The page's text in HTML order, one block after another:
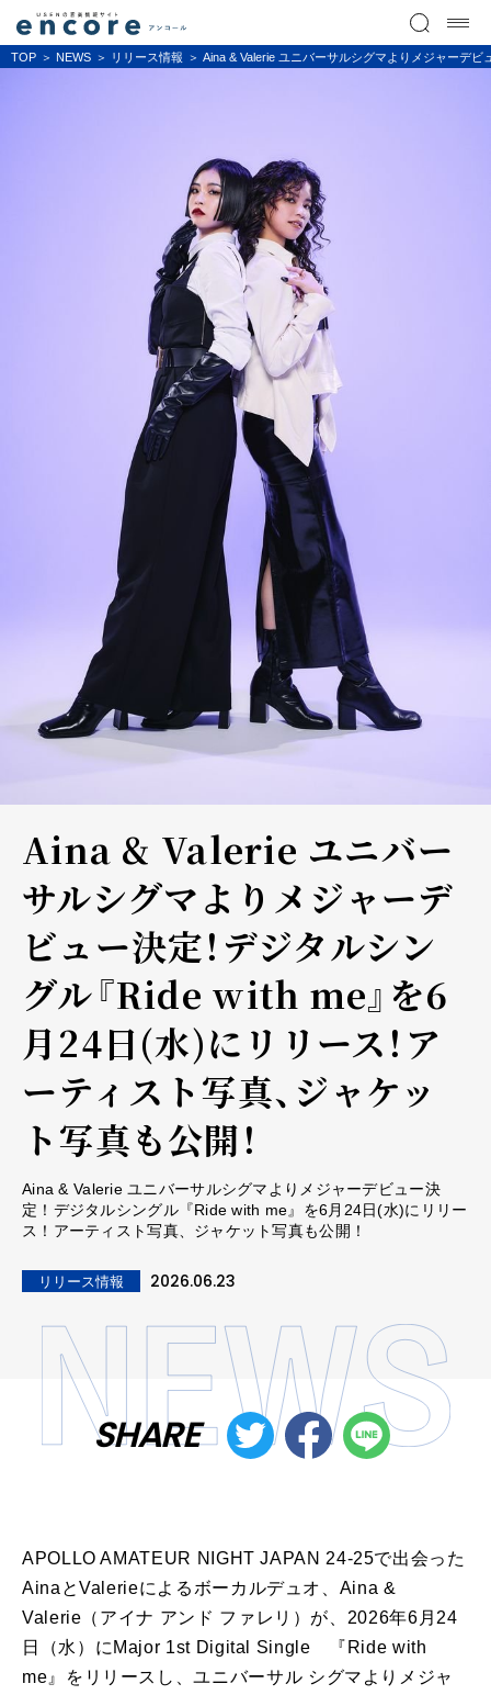
TOP NEWS リリース情報 Aina & Valerie ユニバーサルシグマよりメジャーデ
Aina & Valerie ユニバー
サルシグマよりメジャーデ
ビュー決定！デジタルシン
グル『Ride with me』を6
月24日(水)にリリース！ア
ーティスト写真、ジャケッ
ト写真も公開！
Aina & Valerie ユニバーサルシグマよりメジャーデビュー決
定！デジタルシングル『Ride with me』を6月24日(水)にリリー
ス！アーティスト写真、ジャケット写真も公開！
リリース情報 2026.06.23
SHARE
APOLLO AMATEUR NIGHT JAPAN 24-25で出会った
AinaとValerieによるボーカルデュオ、Aina &
Valerie（アイナ アンド ファレリ）が、2026年6月24
日（水）にMajor 1st Digital Single 『Ride with
me』をリリースし、ユニバーサル シグマよりメジャ